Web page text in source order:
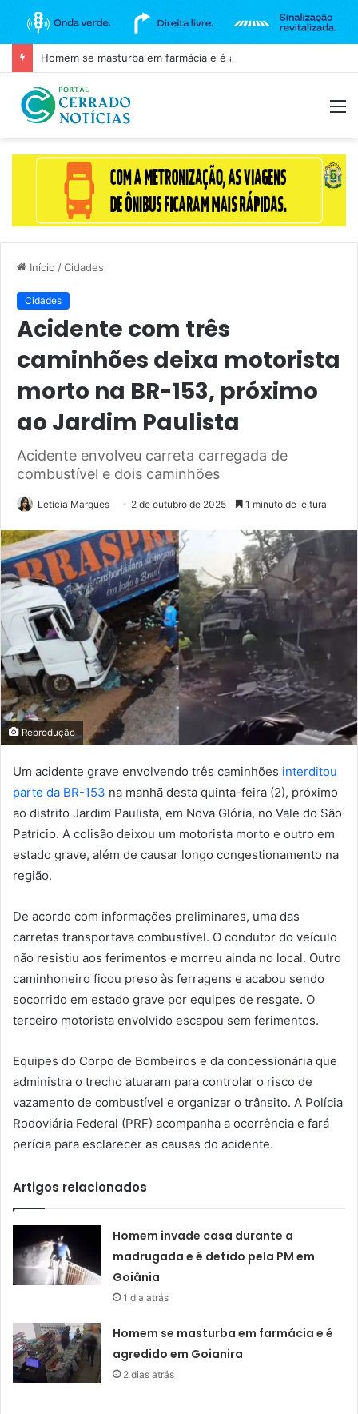
Início /Cidades
Cidades
Acidente com três
caminhões deixa motorista
morto na BR-153, próximo
ao Jardim Paulista
Acidente envolveu carreta carregada de
combustível e dois caminhões
Letícia Marques 2 de outubro de 2025 1 minuto de leitura
Reprodução
Um acidente grave envolvendo três caminhões interditou
parte da BR-153 na manhã desta quinta-feira (2), próximo
ao distrito Jardim Paulista, em Nova Glória, no Vale do São
Patrício. A colisão deixou um motorista morto e outro em
estado grave, além de causar longo congestionamento na
região.
De acordo com informações preliminares, uma das
carretas transportava combustível. O condutor do veículo
não resistiu aos ferimentos e morreu ainda no local. Outro
caminhoneiro ficou preso às ferragens e acabou sendo
socorrido em estado grave por equipes de resgate. O
terceiro motorista envolvido escapou sem ferimentos.
Equipes do Corpo de Bombeiros e da concessionária que
administra o trecho atuaram para controlar o risco de
vazamento de combustível e organizar o trânsito. A Polícia
Rodoviária Federal (PRF) acompanha a ocorrência e fará
perícia para esclarecer as causas do acidente.
Artigos relacionados
Homem invade casa durante a
madrugada e é detido pela PM em
Goiânia
1 dia atrás
Homem se masturba em farmácia e é
agredido em Goianira
2 dias atrás